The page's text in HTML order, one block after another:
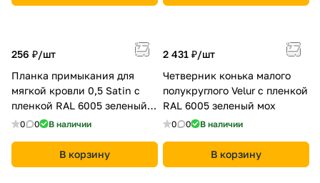
256 ₽/шт
Планка примыкания для
мягкой кровли 0,5 Satin с
пленкой RAL 6005 зеленый
мох
0 0 В наличии
В корзину
2 431 ₽/шт
Четверник конька малого
полукруглого Velur с пленкой
RAL 6005 зеленый мох
0 0 В наличии
В корзину